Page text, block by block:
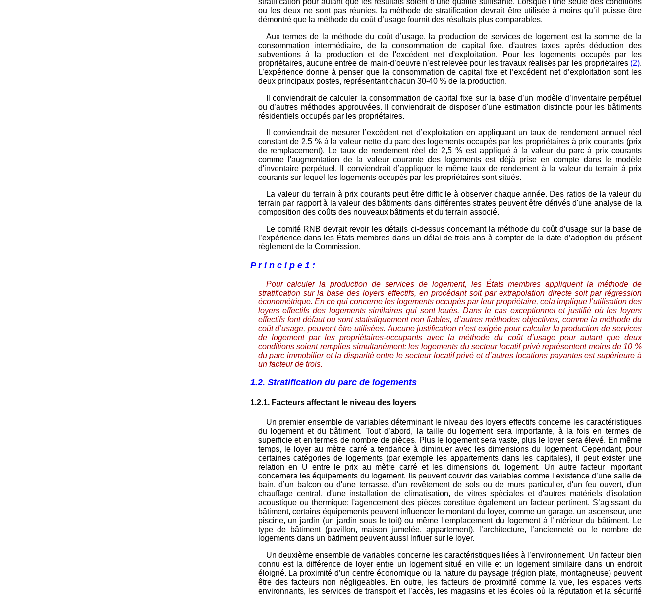
stratification pour autant que les résultats soient d’une qualité suffisante. Lorsque l’une seule des conditions
ou les deux ne sont pas réunies, la méthode de stratification devrait être utilisée à moins qu’il puisse être
démontré que la méthode du coût d’usage fournit des résultats plus comparables.
Aux termes de la méthode du coût d’usage, la production de services de logement est la somme de la
consommation intermédiaire, de la consommation de capital fixe, d'autres taxes après déduction des
subventions à la production et de l'excédent net d'exploitation. Pour les logements occupés par les
propriétaires, aucune entrée de main-d’oeuvre n’est relevée pour les travaux réalisés par les propriétaires (2).
L’expérience donne à penser que la consommation de capital fixe et l’excédent net d’exploitation sont les
deux principaux postes, représentant chacun 30-40 % de la production.
Il conviendrait de calculer la consommation de capital fixe sur la base d’un modèle d’inventaire perpétuel
ou d’autres méthodes approuvées. Il conviendrait de disposer d'une estimation distincte pour les bâtiments
résidentiels occupés par les propriétaires.
Il conviendrait de mesurer l’excédent net d’exploitation en appliquant un taux de rendement annuel réel
constant de 2,5 % à la valeur nette du parc des logements occupés par les propriétaires à prix courants (prix
de remplacement). Le taux de rendement réel de 2,5 % est appliqué à la valeur du parc à prix courants
comme l'augmentation de la valeur courante des logements est déjà prise en compte dans le modèle
d'inventaire perpétuel. Il conviendrait d’appliquer le même taux de rendement à la valeur du terrain à prix
courants sur lequel les logements occupés par les propriétaires sont situés.
La valeur du terrain à prix courants peut être difficile à observer chaque année. Des ratios de la valeur du
terrain par rapport à la valeur des bâtiments dans différentes strates peuvent être dérivés d'une analyse de la
composition des coûts des nouveaux bâtiments et du terrain associé.
Le comité RNB devrait revoir les détails ci-dessus concernant la méthode du coût d’usage sur la base de
l’expérience dans les États membres dans un délai de trois ans à compter de la date d’adoption du présent
règlement de la Commission.
P r i n c i p e 1 :
Pour calculer la production de services de logement, les États membres appliquent la méthode de
stratification sur la base des loyers effectifs, en procédant soit par extrapolation directe soit par régression
économétrique. En ce qui concerne les logements occupés par leur propriétaire, cela implique l’utilisation des
loyers effectifs des logements similaires qui sont loués. Dans le cas exceptionnel et justifié où les loyers
effectifs font défaut ou sont statistiquement non fiables, d’autres méthodes objectives, comme la méthode du
coût d’usage, peuvent être utilisées. Aucune justification n’est exigée pour calculer la production de services
de logement par les propriétaires-occupants avec la méthode du coût d’usage pour autant que deux
conditions soient remplies simultanément: les logements du secteur locatif privé représentent moins de 10 %
du parc immobilier et la disparité entre le secteur locatif privé et d’autres locations payantes est supérieure à
un facteur de trois.
1.2. Stratification du parc de logements
1.2.1. Facteurs affectant le niveau des loyers
Un premier ensemble de variables déterminant le niveau des loyers effectifs concerne les caractéristiques
du logement et du bâtiment. Tout d’abord, la taille du logement sera importante, à la fois en termes de
superficie et en termes de nombre de pièces. Plus le logement sera vaste, plus le loyer sera élevé. En même
temps, le loyer au mètre carré a tendance à diminuer avec les dimensions du logement. Cependant, pour
certaines catégories de logements (par exemple les appartements dans les capitales), il peut exister une
relation en U entre le prix au mètre carré et les dimensions du logement. Un autre facteur important
concernera les équipements du logement. Ils peuvent couvrir des variables comme l’existence d’une salle de
bain, d’un balcon ou d'une terrasse, d'un revêtement de sols ou de murs particulier, d'un feu ouvert, d'un
chauffage central, d'une installation de climatisation, de vitres spéciales et d'autres matériels d'isolation
acoustique ou thermique; l'agencement des pièces constitue également un facteur pertinent. S’agissant du
bâtiment, certains équipements peuvent influencer le montant du loyer, comme un garage, un ascenseur, une
piscine, un jardin (un jardin sous le toit) ou même l’emplacement du logement à l’intérieur du bâtiment. Le
type de bâtiment (pavillon, maison jumelée, appartement), l’architecture, l’ancienneté ou le nombre de
logements dans un bâtiment peuvent aussi influer sur le loyer.
Un deuxième ensemble de variables concerne les caractéristiques liées à l’environnement. Un facteur bien
connu est la différence de loyer entre un logement situé en ville et un logement similaire dans un endroit
éloigné. La proximité d’un centre économique ou la nature du paysage (région plate, montagneuse) peuvent
être des facteurs non négligeables. En outre, les facteurs de proximité comme la vue, les espaces verts
environnants, les services de transport et l’accès, les magasins et les écoles où la réputation et la sécurité